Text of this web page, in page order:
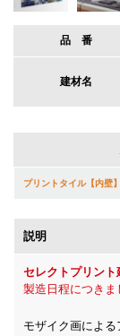
品 番
建材名
プリントタイル【内壁
説明
セレクトプリント
製造日程につきま
モザイク画による